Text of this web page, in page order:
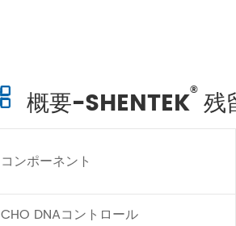
概要-SHENTEK® 残
コンポーネント
CHO DNAコントロール